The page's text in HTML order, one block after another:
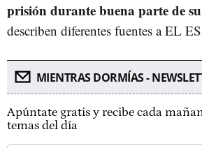
prisión durante buena parte de
describen diferentes fuentes a EL
MIENTRAS DORMÍAS -
Apúntate gratis y recibe cada
temas del día